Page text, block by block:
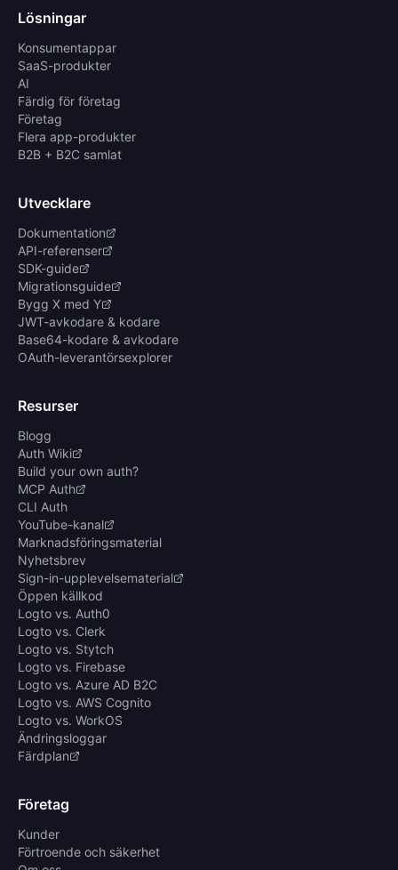
Lösningar
Konsumentappar
SaaS-produkter
AI
Färdig för företag
Företag
Flera app-produkter
B2B + B2C samlat
Utvecklare
Dokumentation
API-referenser
SDK-guide
Migrationsguide
Bygg X med Y
JWT-avkodare & kodare
Base64-kodare & avkodare
OAuth-leverantörsexplorer
Resurser
Blogg
Auth Wiki
Build your own auth?
MCP Auth
CLI Auth
YouTube-kanal
Marknadsföringsmaterial
Nyhetsbrev
Sign-in-upplevelsematerial
Öppen källkod
Logto vs. Auth0
Logto vs. Clerk
Logto vs. Stytch
Logto vs. Firebase
Logto vs. Azure AD B2C
Logto vs. AWS Cognito
Logto vs. WorkOS
Ändringsloggar
Färdplan
Företag
Kunder
Förtroende och säkerhet